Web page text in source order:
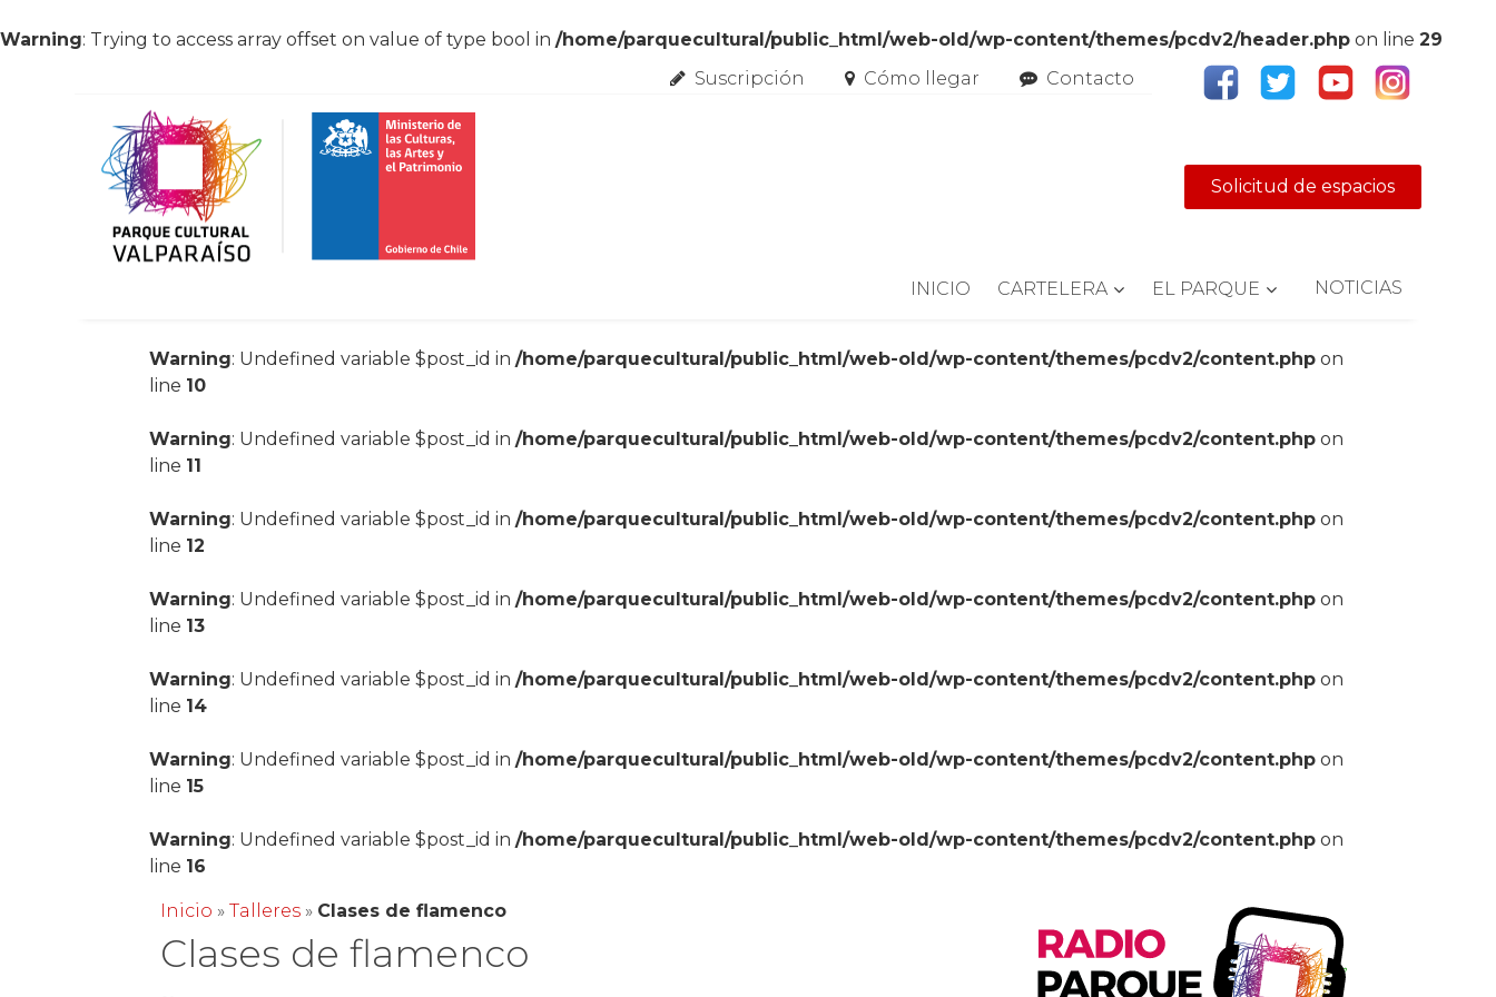
Warning: Trying to access array offset on value of type bool in /home/parquecultural/public_html/web-old/wp-content/themes/pcdv2/header.php on line 29
Suscripción
Cómo llegar Contacto
Solicitud de espacios
INICIO CARTELERA EL PARQUE NOTICIAS
Warning: Undefined variable $post_id in/home/parquecultural/public_html/web-old/wp-content/themes/pcdv2/content.php on
line 10
Warning: Undefined variable $post_id in/home/parquecultural/public_html/web-old/wp-content/themes/pcdv2/content.php on
line 11
Warning: Undefined variable $post_id in/home/parquecultural/public_html/web-old/wp-content/themes/pcdv2/content.php on
line 12
Warning: Undefined variable $post_id in/home/parquecultural/public_html/web-old/wp-content/themes/pcdv2/content.php on
line 13
Warning: Undefined variable $post_id in/home/parquecultural/public_html/web-old/wp-content/themes/pcdv2/content.php on
line 14
Warning: Undefined variable $post_id in/home/parquecultural/public_html/web-old/wp-content/themes/pcdv2/content.php on
line 15
Warning: Undefined variable $post_id in/home/parquecultural/public_html/web-old/wp-content/themes/pcdv2/content.php on
line 16
Inicio »Talleres » Clases de flamenco
Clases de flamenco